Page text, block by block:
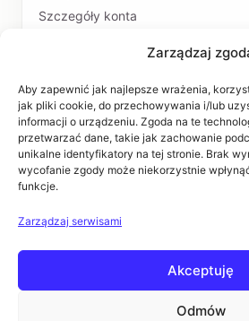
Zarządzaj
Aby zapewnić jak najlepsze wrażenia,
jak pliki cookie, do przechowywania i/lub
informacji o urządzeniu. Zgoda na te
przetwarzać dane, takie jak zachowanie
unikalne identyfikatory na tej stronie. Brak
wycofanie zgody może niekorzystnie
funkcje.
Zarządzaj serwisami
Akceptuję
Odmów
Szczegóły konta
PŁATNOŚCI I DOSTAWA
Formy płatności
Czas realizacji i koszty dostawy
INFORMACJE
Regulaminy